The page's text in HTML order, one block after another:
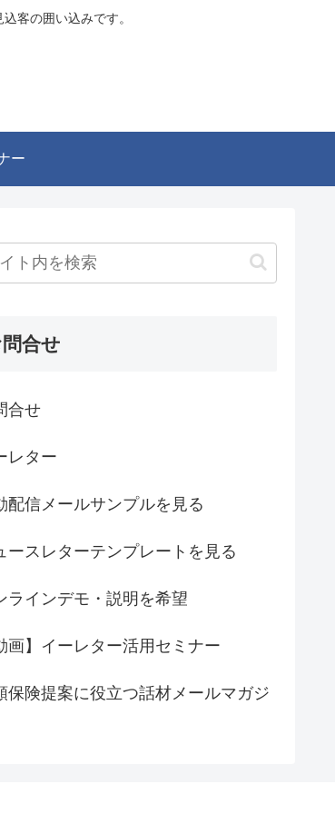
客の囲い込みです。
ー
合せ
合せ
レター
配信メールサンプルを見る
ースレターテンプレートを見る
ラインデモ・説明を希望
画】イーレター活用セミナー
保険提案に役立つ話材メールマガジ